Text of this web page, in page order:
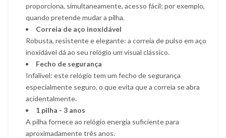
proporciona, simultaneamente, acesso fácil; por exemplo,
quando pretende mudar a pilha.
Correia de aço inoxidável
Robusta, resistente e elegante: a correia de pulso em aço
inoxidável dá ao seu relógio um visual clássico.
Fecho de segurança
Infalível: este relógio tem um fecho de segurança
especialmente seguro, o que evita que a correia se abra
acidentalmente.
1 pilha - 3 anos
A pilha fornece ao relógio energia suficiente para
aproximadamente três anos.